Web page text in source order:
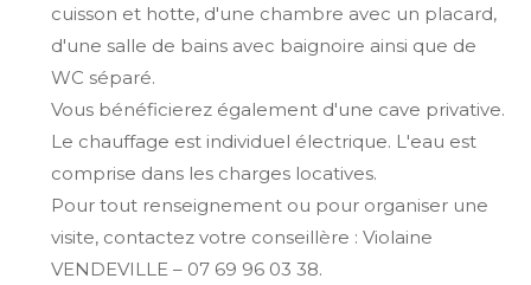
cuisson et hotte, d'une chambre avec un placard,
d'une salle de bains avec baignoire ainsi que de
WC séparé.
Vous bénéficierez également d'une cave privative.
Le chauffage est individuel électrique. L'eau est
comprise dans les charges locatives.
Pour tout renseignement ou pour organiser une
visite, contactez votre conseillère : Violaine
VENDEVILLE – 07 69 96 03 38.